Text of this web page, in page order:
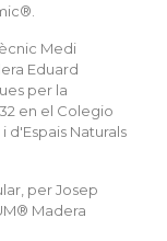
Medi
Eduard
per la
en el Colegio
Naturals
per Josep
Madera